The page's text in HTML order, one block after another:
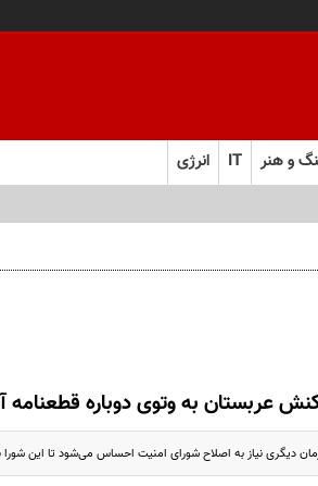
و هنر IT انرژی
عربستان به وتوی دوباره
دیگری نیاز به اصلاح شورای امنیت احساس می‌شود تا این